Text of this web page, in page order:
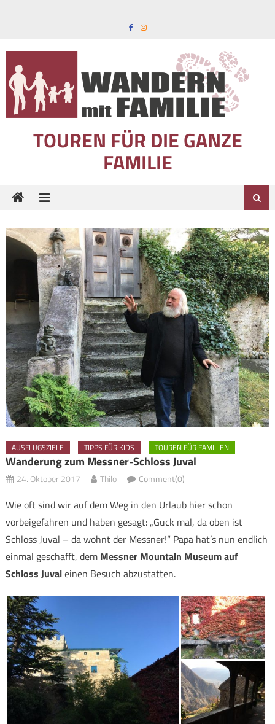
TOUREN FÜR DIE GANZE
FAMILIE
AUSFLUGSZIELE TIPPS FÜR KIDS TOUREN FÜR FAMILIEN
Wanderung zum Messner-Schloss Juval
24. Oktober 2017 Thilo Comment(0)
Wie oft sind wir auf dem Weg in den Urlaub hier schon
vorbeigefahren und haben gesagt: „Guck mal, da oben ist
Schloss Juval – da wohnt der Messner!“ Papa hat’s nun endlich
einmal geschafft, dem Messner Mountain Museum auf
Schloss Juvaleinen Besuch abzustatten.